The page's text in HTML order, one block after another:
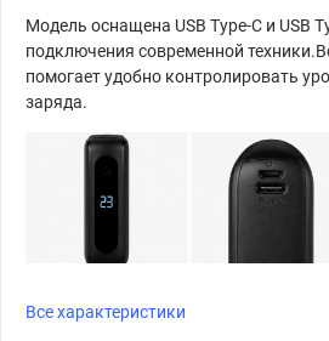
Модель оснащена USB Type-C и USB
подключения современной
помогает удобно контролировать
заряда.
Все характеристики